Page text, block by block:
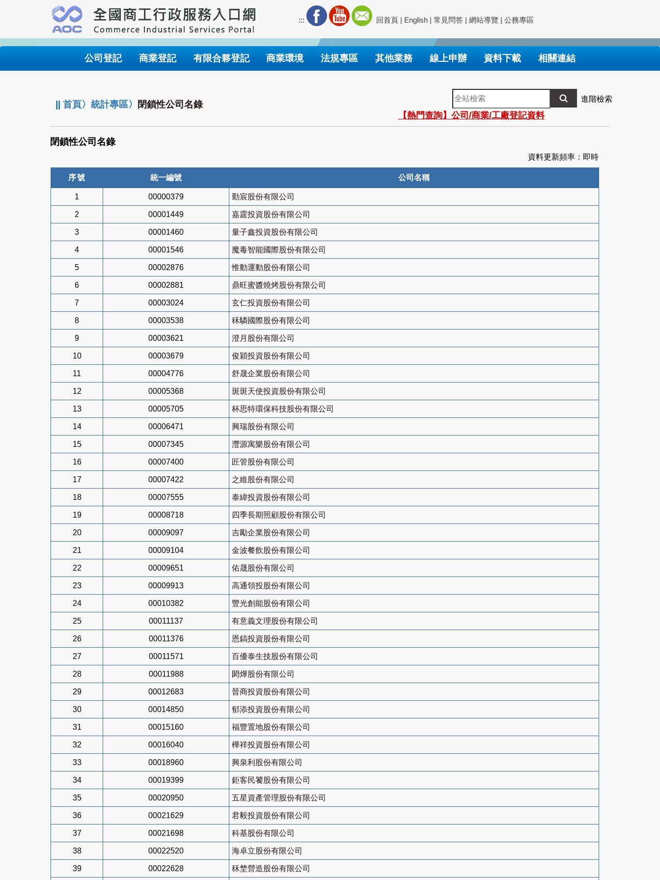
要
內
::: 回首頁 | English | 常見問答 | 網站導覽 | 公務專區
公司登記 商業登記 有限合夥登記 商業環境 法規專區 其他業務 線上申辦 資料下載 相關連結
||首頁〉統計專區〉 閉鎖性公司名錄
全
站
檢
索
進階檢索
【熱門查詢】公司/商業/工廠登記資料
閉鎖性公司名錄
資料更新頻率：即時
序號 統一編號 公司名稱
1 00000379 勤宸股份有限公司
2 00001449 嘉霆投資股份有限公司
3 00001460 量子鑫投資股份有限公司
4 00001546 魔毒智能國際股份有限公司
5 00002876 惟動運動股份有限公司
6 00002881 鼎旺蜜醬燒烤股份有限公司
7 00003024 玄仁投資股份有限公司
8 00003538 秝驎國際股份有限公司
9 00003621 澄月股份有限公司
10 00003679 俊穎投資股份有限公司
11 00004776 舒晟企業股份有限公司
12 00005368 斑斑天使投資股份有限公司
13 00005705 杯思特環保科技股份有限公司
14 00006471 興瑞股份有限公司
15 00007345 灃源寓樂股份有限公司
16 00007400 匠管股份有限公司
17 00007422 之維股份有限公司
18 00007555 泰緯投資股份有限公司
19 00008718 四季長期照顧股份有限公司
20 00009097 吉勵企業股份有限公司
21 00009104 金波餐飲股份有限公司
22 00009651 佑晟股份有限公司
23 00009913 高通領投股份有限公司
24 00010382 豐光創能股份有限公司
25 00011137 有意義文理股份有限公司
26 00011376 恩鎬投資股份有限公司
27 00011571 百優泰生技股份有限公司
28 00011988 閎燁股份有限公司
29 00012683 晉商投資股份有限公司
30 00014850 郁添投資股份有限公司
31 00015160 福豐置地股份有限公司
32 00016040 樺祥投資股份有限公司
33 00018960 興泉利股份有限公司
34 00019399 鉅客民饕股份有限公司
35 00020950 五星資產管理股份有限公司
36 00021629 君毅投資股份有限公司
37 00021698 科基股份有限公司
38 00022520 海卓立股份有限公司
39 00022628 秝埜營造股份有限公司